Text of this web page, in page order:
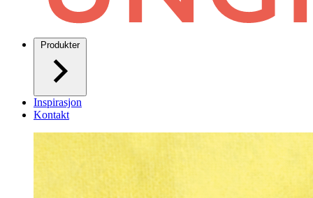
Produkter
Inspirasjon
Kontakt